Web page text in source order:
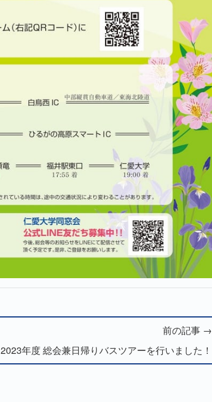
前の記事 →
2023年度 総会兼日帰りバスツアーを行いました！